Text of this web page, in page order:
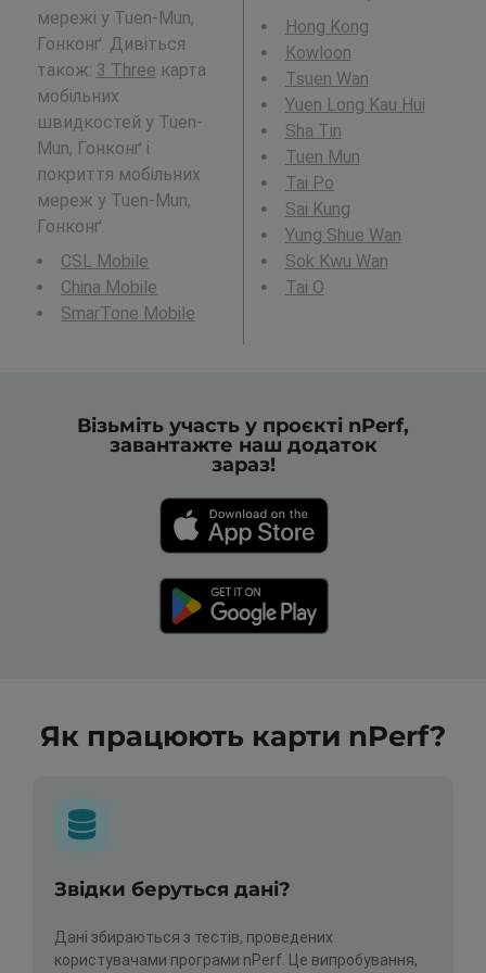
мережі у Tuen-Mun,
Гонконґ. Дивіться
також: 3 Three карта
мобільних
швидкостей у Tuen-
Mun, Гонконґ і
покриття мобільних
мереж у Tuen-Mun,
Гонконґ.
CSL Mobile
China Mobile
SmarTone Mobile
Hong Kong
Kowloon
Tsuen Wan
Yuen Long Kau Hui
Sha Tin
Tuen Mun
Tai Po
Sai Kung
Yung Shue Wan
Sok Kwu Wan
Tai O
Візьміть участь у проєкті nPerf,
завантажте наш додаток
зараз!
Як працюють карти nPerf?
Звідки беруться дані?
Дані збираються з тестів, проведених
користувачами програми nPerf. Це випробування,